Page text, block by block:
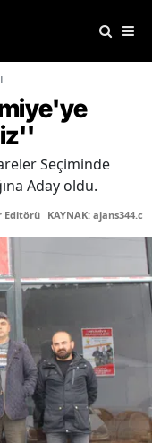
Seçiminde
Aday oldu.
Editörü KAYNAK: